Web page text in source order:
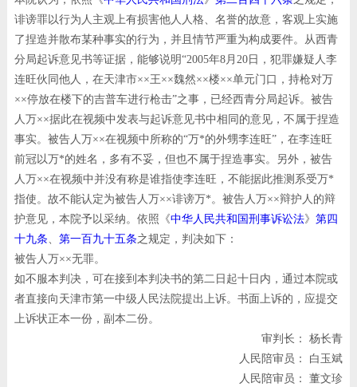
诽谤罪以行为人主观上有损害他人人格、名誉的故意，客观上实施
了捏造并散布某种事实的行为，并且情节严重为构成要件。从西青
分局起诉意见书等证据，能够说明“2005年8月20日，犯罪嫌疑人李
连旺伙同他人，在天津市××王××魏然××楼××单元门口，持枪对万
××停放在楼下的吉普车进行枪击”之事，已经西青分局起诉。被告
人万××据此在视频中发表与起诉意见书中相同的意见，不属于捏造
事实。被告人万××在视频中所称的“万*的外甥李连旺”，在李连旺
前冠以万*的姓名，多有不妥，但也不属于捏造事实。另外，被告
人万××在视频中并没有称是谁指使李连旺，不能据此推测系受万*
指使。故不能认定为被告人万××诽谤万*。被告人万××辩护人的辩
护意见，本院予以采纳。依照《中华人民共和国刑事诉讼法》 第四
十九条、 第一百九十五条之规定， 判决如下：
被告人万××无罪。
如不服本判决，可在接到本判决书的第二日起十日内，通过本院或
者直接向天津市第一中级人民法院提出上诉。书面上诉的，应提交
上诉状正本一份，副本二份。
审判长： 杨长青
人民陪审员： 白玉斌
人民陪审员： 董文珍